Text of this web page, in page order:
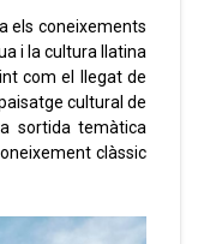
els coneixements
i la cultura llatina
com el llegat de
cultural de
sortida temàtica
clàssic